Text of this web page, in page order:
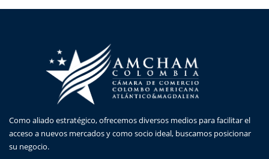
Como aliado estratégico, ofrecemos diversos medios para facilitar el
acceso a nuevos mercados y como socio ideal, buscamos posicionar
su negocio.